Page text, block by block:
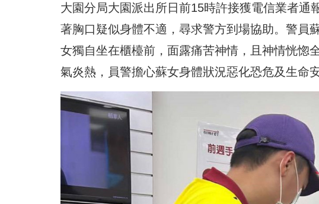
大園分局大園派出所日前15時許接獲電信業者通
著胸口疑似身體不適，尋求警方到場協助。警員
女獨自坐在櫃檯前，面露痛苦神情，且神情恍惚
氣炎熱，員警擔心蘇女身體狀況惡化恐危及生命